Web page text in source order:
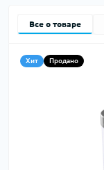
Все о товаре
Хит Продано